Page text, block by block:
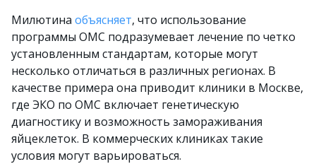
Милютина объясняет, что использование
программы ОМС подразумевает лечение по четко
установленным стандартам, которые могут
несколько отличаться в различных регионах. В
качестве примера она приводит клиники в Москве,
где ЭКО по ОМС включает генетическую
диагностику и возможность замораживания
яйцеклеток. В коммерческих клиниках такие
условия могут варьироваться.